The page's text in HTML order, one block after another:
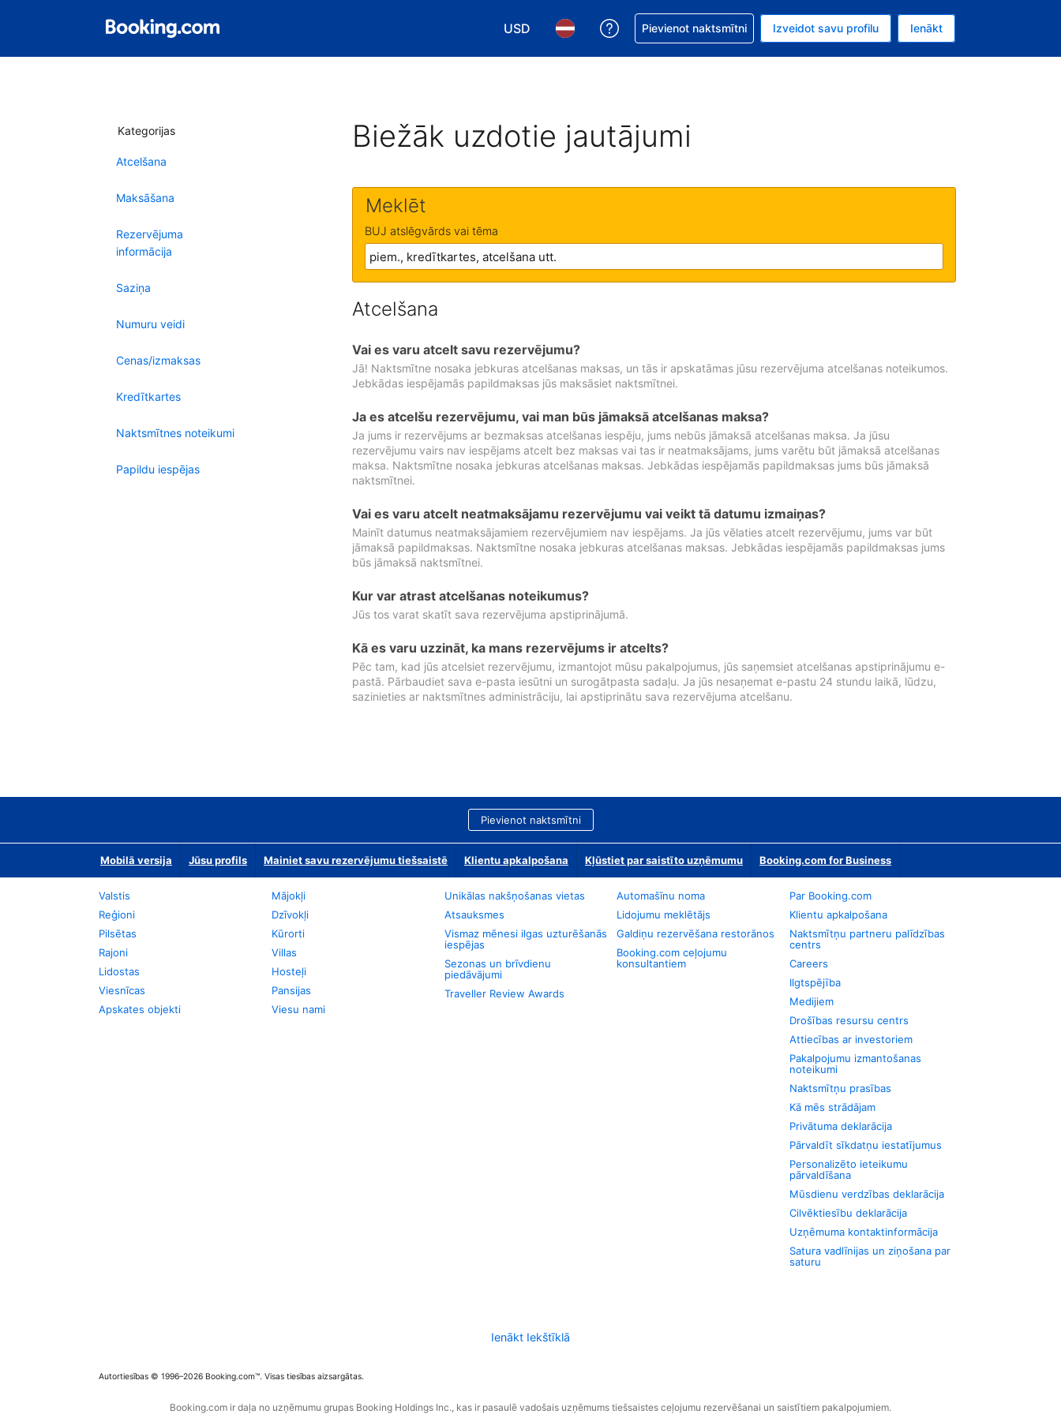
USD
Izvēlēties valūtu. Jūsu pašreizējā valūta ir ASV dolārs.
Izvēlēties valodu. Jūsu pašreizējā valoda ir Latviski.
Saņemiet palīdzību saistībā ar savu rezervējumu.
Pievienot naktsmītni Izveidot savu profilu Ienākt
Kategorijas
Atcelšana
Maksāšana
Rezervējuma
informācija
Saziņa
Numuru veidi
Cenas/izmaksas
Kredītkartes
Naktsmītnes noteikumi
Papildu iespējas
Biežāk uzdotie jautājumi
Meklēt
BUJ atslēgvārds vai tēma
Atcelšana
Vai es varu atcelt savu rezervējumu?
Jā! Naktsmītne nosaka jebkuras atcelšanas maksas, un tās ir apskatāmas jūsu rezervējuma atcelšanas noteikumos.
Jebkādas iespējamās papildmaksas jūs maksāsiet naktsmītnei.
Ja es atcelšu rezervējumu, vai man būs jāmaksā atcelšanas maksa?
Ja jums ir rezervējums ar bezmaksas atcelšanas iespēju, jums nebūs jāmaksā atcelšanas maksa. Ja jūsu
rezervējumu vairs nav iespējams atcelt bez maksas vai tas ir neatmaksājams, jums varētu būt jāmaksā atcelšanas
maksa. Naktsmītne nosaka jebkuras atcelšanas maksas. Jebkādas iespējamās papildmaksas jums būs jāmaksā
naktsmītnei.
Vai es varu atcelt neatmaksājamu rezervējumu vai veikt tā datumu izmaiņas?
Mainīt datumus neatmaksājamiem rezervējumiem nav iespējams. Ja jūs vēlaties atcelt rezervējumu, jums var būt
jāmaksā papildmaksas. Naktsmītne nosaka jebkuras atcelšanas maksas. Jebkādas iespējamās papildmaksas jums
būs jāmaksā naktsmītnei.
Kur var atrast atcelšanas noteikumus?
Jūs tos varat skatīt sava rezervējuma apstiprinājumā.
Kā es varu uzzināt, ka mans rezervējums ir atcelts?
Pēc tam, kad jūs atcelsiet rezervējumu, izmantojot mūsu pakalpojumus, jūs saņemsiet atcelšanas apstiprinājumu e-
pastā. Pārbaudiet sava e-pasta iesūtni un surogātpasta sadaļu. Ja jūs nesaņemat e-pastu 24 stundu laikā, lūdzu,
sazinieties ar naktsmītnes administrāciju, lai apstiprinātu sava rezervējuma atcelšanu.
Pievienot naktsmītni
Mobilā versija Jūsu profils Mainiet savu rezervējumu tiešsaistē Klientu apkalpošana Kļūstiet par saistīto uzņēmumu Booking.com for Business
Valstis
Reģioni
Pilsētas
Rajoni
Lidostas
Viesnīcas
Apskates objekti
Mājokļi
Dzīvokļi
Kūrorti
Villas
Hosteļi
Pansijas
Viesu nami
Unikālas nakšņošanas vietas
Atsauksmes
Vismaz mēnesi ilgas uzturēšanās
iespējas
Sezonas un brīvdienu
piedāvājumi
Traveller Review Awards
Automašīnu noma
Lidojumu meklētājs
Galdiņu rezervēšana restorānos
Booking.com ceļojumu
konsultantiem
Par Booking.com
Klientu apkalpošana
Naktsmītņu partneru palīdzības
centrs
Careers
Ilgtspējība
Medijiem
Drošības resursu centrs
Attiecības ar investoriem
Pakalpojumu izmantošanas
noteikumi
Naktsmītņu prasības
Kā mēs strādājam
Privātuma deklarācija
Pārvaldīt sīkdatņu iestatījumus
Personalizēto ieteikumu
pārvaldīšana
Mūsdienu verdzības deklarācija
Cilvēktiesību deklarācija
Uzņēmuma kontaktinformācija
Satura vadlīnijas un ziņošana par
saturu
Ienākt Iekštīklā
Autortiesības © 1996–2026 Booking.com™. Visas tiesības aizsargātas.
Booking.com ir daļa no uzņēmumu grupas Booking Holdings Inc., kas ir pasaulē vadošais uzņēmums tiešsaistes ceļojumu rezervēšanai un saistītiem pakalpojumiem.